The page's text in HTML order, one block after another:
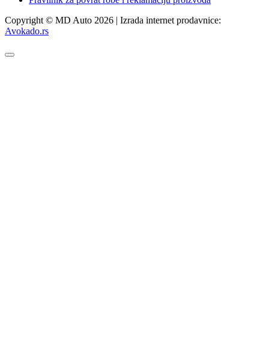
Copyright © MD Auto 2026 | Izrada internet prodavnice:
Avokado.rs